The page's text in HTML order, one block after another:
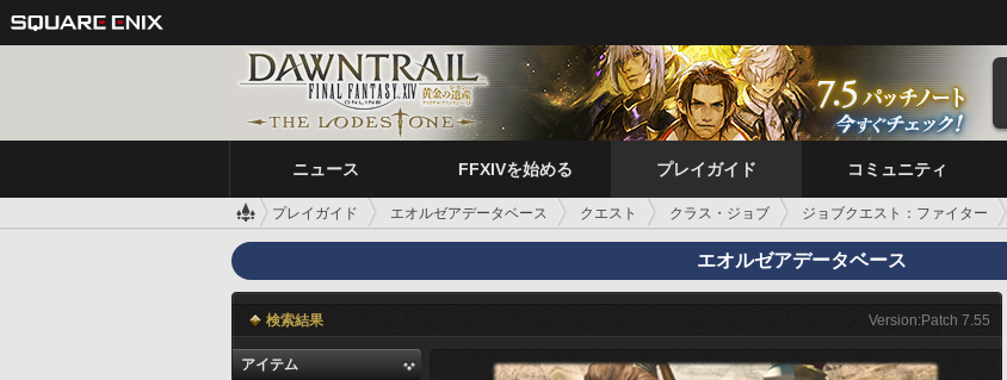
ニュース FFXIVを始める プレイガイド コミュニティ
プレイガイド エオルゼアデータベース クエスト クラス・ジョブ ジョブクエスト：ファイター
エオルゼアデータベース
検索結果 Version:Patch 7.55
アイテム